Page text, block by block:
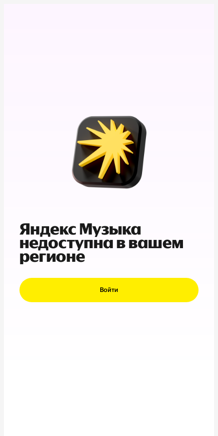
Яндекс Музыка
недоступна в вашем
регионе
Войти